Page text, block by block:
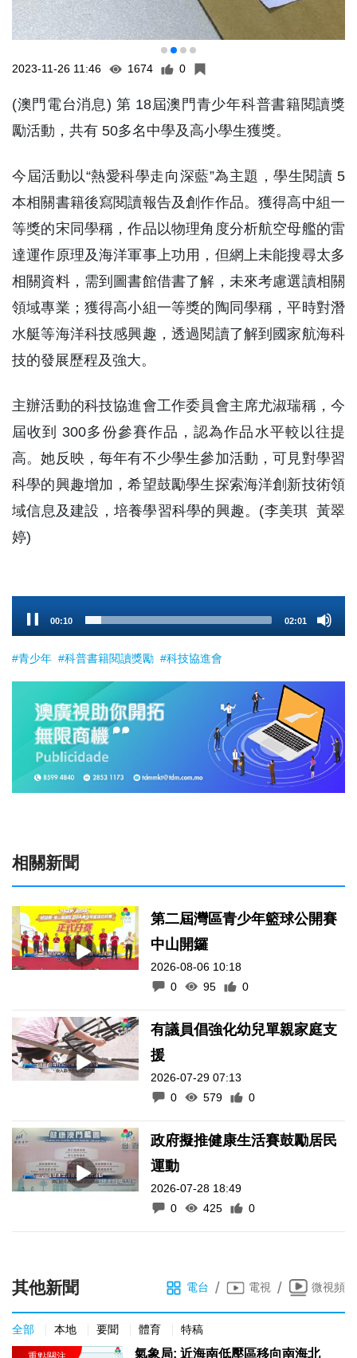
2023-11-26 11:46 1674 0
(澳門電台消息) 第 18屆澳門青少年科普書籍閱讀獎
勵活動，共有 50多名中學及高小學生獲獎。
今屆活動以“熱愛科學走向深藍”為主題，學生閱讀 5
本相關書籍後寫閱讀報告及創作作品。獲得高中組一
等獎的宋同學稱，作品以物理角度分析航空母艦的雷
達運作原理及海洋軍事上功用，但網上未能搜尋太多
相關資料，需到圖書館借書了解，未來考慮選讀相關
領域專業；獲得高小組一等獎的陶同學稱，平時對潛
水艇等海洋科技感興趣，透過閱讀了解到國家航海科
技的發展歷程及強大。
主辦活動的科技協進會工作委員會主席尤淑瑞稱，今
屆收到 300多份參賽作品，認為作品水平較以往提
高。她反映，每年有不少學生參加活動，可見對學習
科學的興趣增加，希望鼓勵學生探索海洋創新技術領
域信息及建設，培養學習科學的興趣。(李美琪 黃翠
婷)
Player
00:11 02:01
#青少年 #科普書籍閱讀獎勵 #科技協進會
相關新聞
第二屆灣區青少年籃球公開賽
中山開鑼
2026-08-06 10:18
0
95 0
有議員倡強化幼兒單親家庭支
援
2026-07-29 07:13
0
579 0
政府擬推健康生活賽鼓勵居民
運動
2026-07-28 18:49
0
425 0
其他新聞 電台 / 電視 / 微視頻
全部 本地 要聞 體育 特稿
氣象局: 近海南低壓區移向南海北